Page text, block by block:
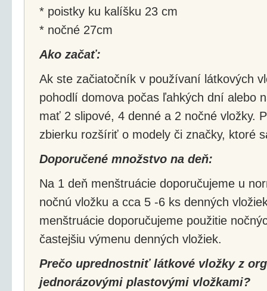
* poistky ku kalíšku 23 cm
* nočné 27cm
Ako začať:
Ak ste začiatočník v používaní látkových
pohodlí domova počas ľahkých dní alebo
mať 2 slipové, 4 denné a 2 nočné vložky.
zbierku rozšíriť o modely či značky, ktoré
Doporučené množstvo na deň:
Na 1 deň menštruácie doporučujeme u
nočnú vložku a cca 5 -6 ks denných
menštruácie doporučujeme použitie
častejšiu výmenu denných vložiek.
Prečo uprednostniť látkové vložky z
jednorázovými plastovými vložkami?